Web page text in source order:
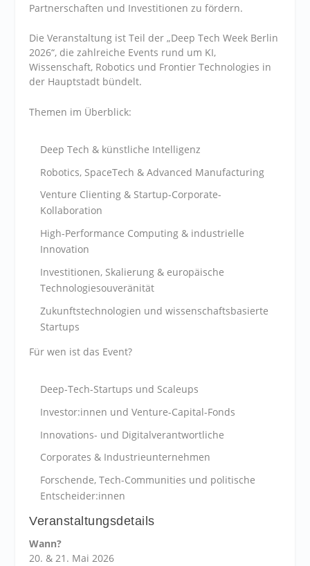
Partnerschaften und Investitionen zu fördern.
Die Veranstaltung ist Teil der „Deep Tech Week Berlin
2026“, die zahlreiche Events rund um KI,
Wissenschaft, Robotics und Frontier Technologies in
der Hauptstadt bündelt.
Themen im Überblick:
Deep Tech & künstliche Intelligenz
Robotics, SpaceTech & Advanced Manufacturing
Venture Clienting & Startup-Corporate-
Kollaboration
High-Performance Computing & industrielle
Innovation
Investitionen, Skalierung & europäische
Technologiesouveränität
Zukunftstechnologien und wissenschaftsbasierte
Startups
Für wen ist das Event?
Deep-Tech-Startups und Scaleups
Investor:innen und Venture-Capital-Fonds
Innovations- und Digitalverantwortliche
Corporates & Industrieunternehmen
Forschende, Tech-Communities und politische
Entscheider:innen
Veranstaltungsdetails
Wann?
20. & 21. Mai 2026